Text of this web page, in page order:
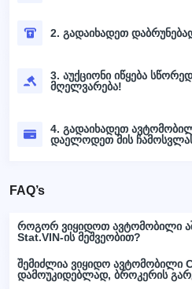
2. გადაიხადეთ
3. აუქციონი იწყება
მღელვარება!
4. გადაიხადეთ
დაელოდეთ მის
FAQ’s
როგორ ვიყიდოთ ავტომობილი
Stat.VIN-ის მეშვეობით?
შემიძლია ვიყიდო ავტომობილი
დამოუკიდებლად, ბროკერის